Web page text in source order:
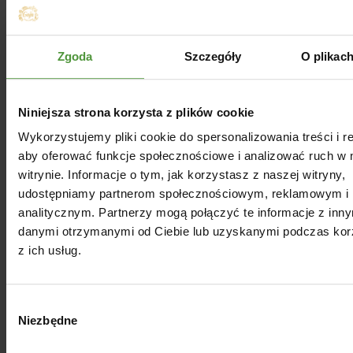
Zgoda Szczegóły O
Niniejsza strona korzysta z plików cookie
Wykorzystujemy pliki cookie do spersonalizowania treści i
aby oferować funkcje społecznościowe i analizować ruch w
witrynie. Informacje o tym, jak korzystasz z naszej witryny,
udostępniamy partnerom społecznościowym, reklamowym i
analitycznym. Partnerzy mogą połączyć te informacje z
danymi otrzymanymi od Ciebie lub uzyskanymi podczas
z ich usług.
zgody
Niezbędne